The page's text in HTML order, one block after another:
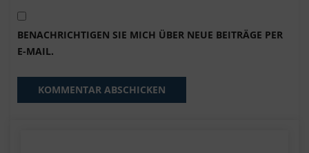
BENACHRICHTIGEN SIE MICH ÜBER NEUE BEITRÄGE PER
E-MAIL.